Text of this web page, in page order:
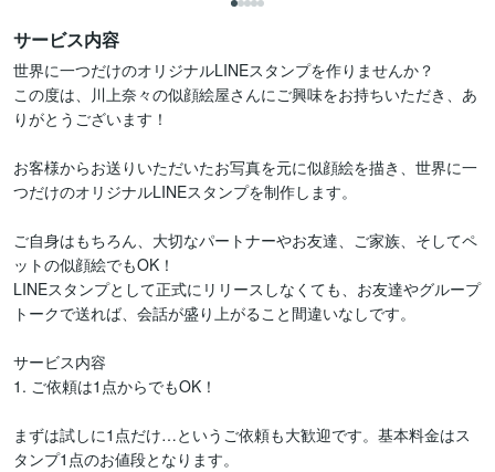
サービス内容
世界に一つだけのオリジナルLINEスタンプを作りませんか？
この度は、川上奈々の似顔絵屋さんにご興味をお持ちいただき、あ
りがとうございます！
お客様からお送りいただいたお写真を元に似顔絵を描き、世界に一
つだけのオリジナルLINEスタンプを制作します。
ご自身はもちろん、大切なパートナーやお友達、ご家族、そしてペ
ットの似顔絵でもOK！
LINEスタンプとして正式にリリースしなくても、お友達やグループ
トークで送れば、会話が盛り上がること間違いなしです。
サービス内容
1. ご依頼は1点からでもOK！
まずは試しに1点だけ…というご依頼も大歓迎です。基本料金はス
タンプ1点のお値段となります。